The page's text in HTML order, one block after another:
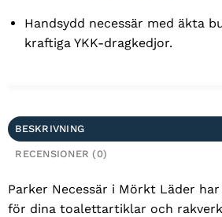
Handsydd necessär med äkta
kraftiga YKK-dragkedjor.
BESKRIVNING
RECENSIONER (0)
Parker Necessär i Mörkt Läder
för dina toalettartiklar och